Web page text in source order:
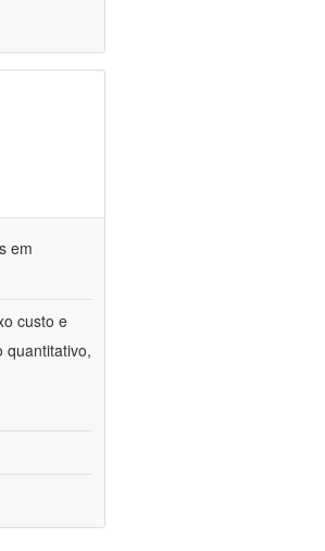
em
custo e
quantitativo,